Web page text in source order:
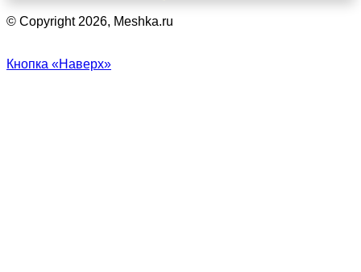
© Copyright 2026, Meshka.ru
Кнопка «Наверх»